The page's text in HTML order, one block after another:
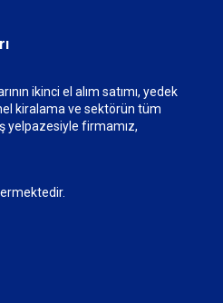
ikinci el alım satımı, yedek
kiralama ve sektörün tüm
yelpazesiyle firmamız,